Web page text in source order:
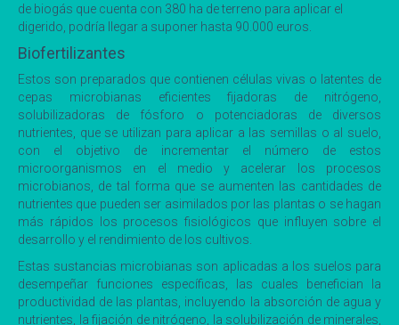
de biogás que cuenta con 380 ha de terreno para aplicar el
digerido, podría llegar a suponer hasta 90.000 euros.
Biofertilizantes
Estos son preparados que contienen células vivas o latentes de
cepas microbianas eficientes fijadoras de nitrógeno,
solubilizadoras de fósforo o potenciadoras de diversos
nutrientes, que se utilizan para aplicar a las semillas o al suelo,
con el objetivo de incrementar el número de estos
microorganismos en el medio y acelerar los procesos
microbianos, de tal forma que se aumenten las cantidades de
nutrientes que pueden ser asimilados por las plantas o se hagan
más rápidos los procesos fisiológicos que influyen sobre el
desarrollo y el rendimiento de los cultivos.
Estas sustancias microbianas son aplicadas a los suelos para
desempeñar funciones específicas, las cuales benefician la
productividad de las plantas, incluyendo la absorción de agua y
nutrientes, la fijación de nitrógeno, la solubilización de minerales,